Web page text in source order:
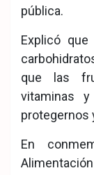
pública.
Explicó
que las
vitaminas
protegernos
En